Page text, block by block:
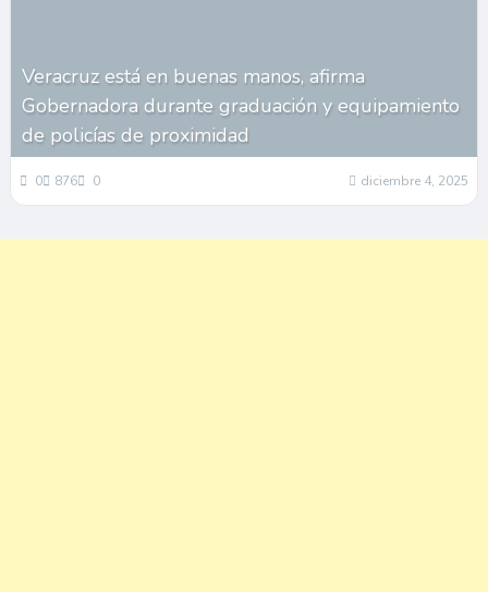
Veracruz está en buenas manos, afirma
Gobernadora durante graduación y equipamiento
de policías de proximidad
0 876 0 diciembre 4, 2025